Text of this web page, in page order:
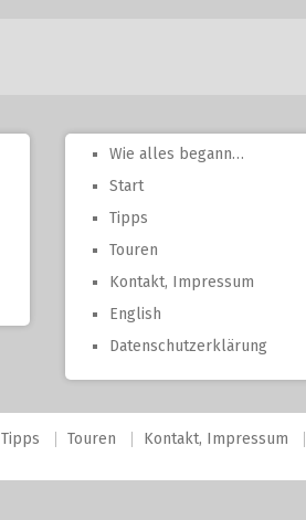
Wie alles begann…
Start
Tipps
Touren
Kontakt, Impressum
English
Datenschutzerklärung
Tipps Touren Kontakt, Impressum